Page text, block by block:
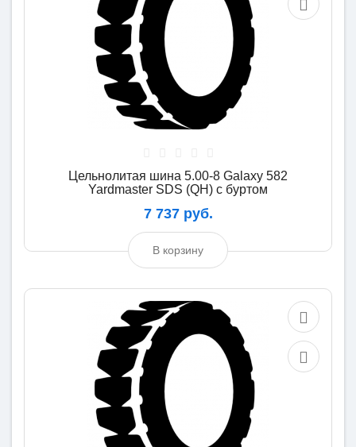
Цельнолитая шина 5.00-8 Galaxy 582
Yardmaster SDS (QH) с буртом
7 737 руб.
В корзину